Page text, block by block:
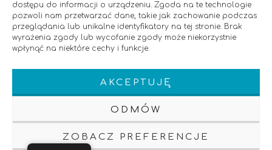
dostępu do informacji o urządzeniu. Zgoda na te technologie
pozwoli nam przetwarzać dane, takie jak zachowanie podczas
przeglądania lub unikalne identyfikatory na tej stronie. Brak
wyrażenia zgody lub wycofanie zgody może niekorzystnie
wpłynąć na niektóre cechy i funkcje.
AKCEPTUJĘ
ODMÓW
ZOBACZ PREFERENCJE
SOCIAL MEDIA
Klauzula Informacyjna